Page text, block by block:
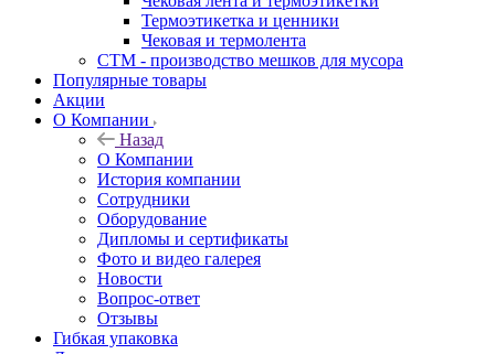
Термоэтикетка и ценники
Чековая и термолента
СТМ - производство мешков для мусора
Популярные товары
Акции
О Компании
Назад
О Компании
История компании
Сотрудники
Оборудование
Дипломы и сертификаты
Фото и видео галерея
Новости
Вопрос-ответ
Отзывы
Гибкая упаковка